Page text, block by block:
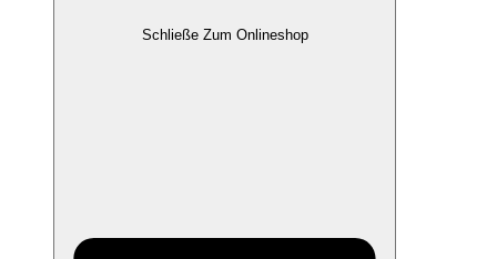
Schließe Zum Onlineshop